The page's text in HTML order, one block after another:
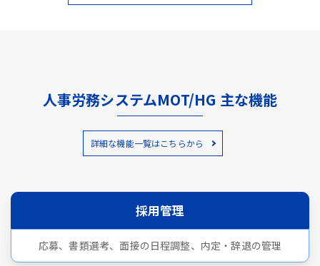
人事労務システムMOT/HG 主な機能
詳細な機能一覧はこちらから
採用管理
応募、書類選考、面接の日程調整、内定・辞退の管理